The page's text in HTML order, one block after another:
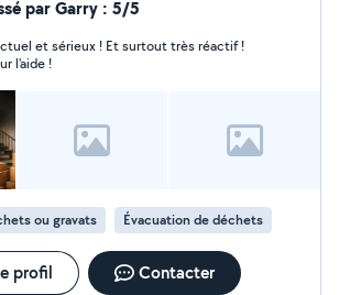
par Garry : 5/5
et sérieux ! Et surtout très réactif !
l'aide !
ou gravats Évacuation de déchets
profil Contacter